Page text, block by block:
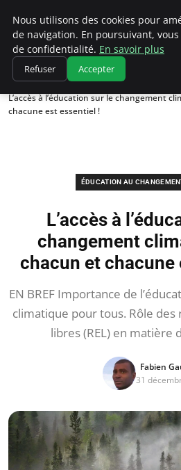
Climatedebtagents
Accueil
Éducation au changement
L’accès à l’éducation sur le changement
chacune est essentiel !
ÉDUCATION AU
L’accès à
changement
chacun et chacune
EN BREF Importance de
climatique pour tous. Rôle des
libres (REL) en matière
Fabien
31
Nous utilisons des cookies pour
de navigation. En poursuivant,
de confidentialité. En savoir plus
Refuser Accepter